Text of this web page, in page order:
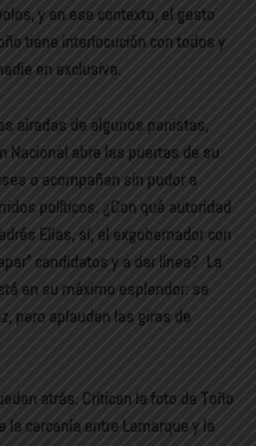
y en ese contexto, el gesto
tiene interlocución con todos y
en exclusiva.
airadas de algunos panistas,
Nacional abre las puertas de su
o acompañan sin pudor a
políticos. ¿Con qué autoridad
Elías, sí, el exgobernador con
candidatos y a dar línea? La
en su máximo esplendor: se
pero aplauden las giras de
atrás. Critican la foto de Toño
la cercanía entre Lamarque y la